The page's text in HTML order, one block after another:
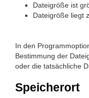
Dateigröße ist
Dateigröße liegt
In den
Bestimmung der
oder die tatsächliche
Speicherort